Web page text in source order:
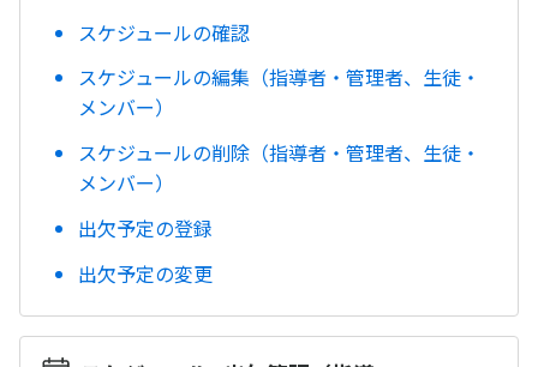
スケジュールの確認
スケジュールの編集（指導者・管理者、生徒・
メンバー）
スケジュールの削除（指導者・管理者、生徒・
メンバー）
出欠予定の登録
出欠予定の変更